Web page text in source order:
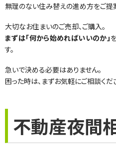
無理のない住み替えの進め方をご提
大切なお住まいのご売却、ご購入。
まずは「何から始めればいいのか」
す。
急いで決める必要はありません。
困った時は、まずお気軽にご相談くだ
不動産夜間